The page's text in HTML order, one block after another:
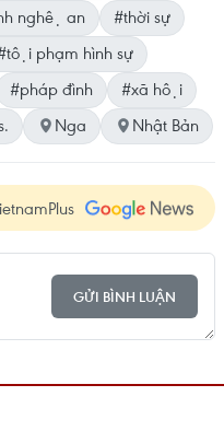
nghệ an
#thời sự
phạm hình sự
#pháp đình
#xã hội
Nga Nhật Bản
GỬI BÌNH LUẬN